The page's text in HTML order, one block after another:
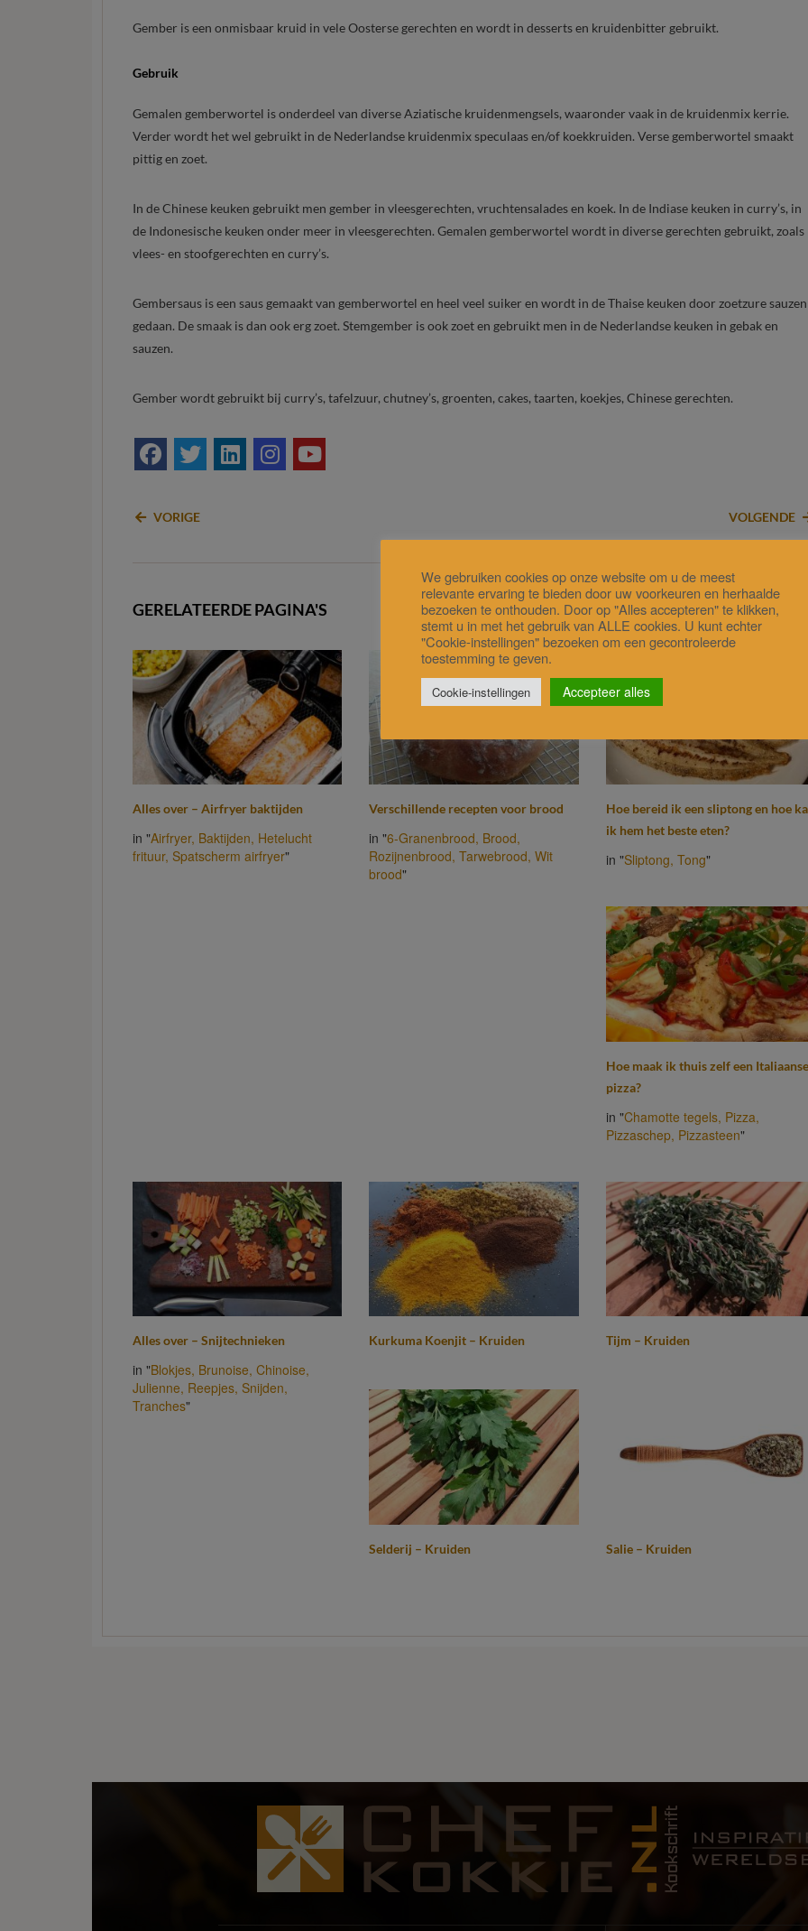
Gember is een onmisbaar kruid in vele Oosterse gerechten en wordt in desserts en kruidenbitter gebruikt.
Gebruik
Gemalen gemberwortel is onderdeel van diverse Aziatische kruidenmengsels, waaronder vaak in de kruidenmix kerrie.
Verder wordt het wel gebruikt in de Nederlandse kruidenmix speculaas en/of koekkruiden. Verse gemberwortel smaakt
pittig en zoet.
In de Chinese keuken gebruikt men gember in vleesgerechten, vruchtensalades en koek. In de Indiase keuken in curry’s, in
de Indonesische keuken onder meer in vleesgerechten. Gemalen gemberwortel wordt in diverse gerechten gebruikt, zoals
vlees- en stoofgerechten en curry’s.
Gembersaus is een saus gemaakt van gemberwortel en heel veel suiker en wordt in de Thaise keuken door zoetzure sauzen
gedaan. De smaak is dan ook erg zoet. Stemgember is ook zoet en gebruikt men in de Nederlandse keuken in gebak en
sauzen.
Gember wordt gebruikt bij curry’s, tafelzuur, chutney’s, groenten, cakes, taarten, koekjes, Chinese gerechten.
VORIGE VOLGENDE
GERELATEERDE PAGINA'S
Alles over – Airfryer baktijden
in "Airfryer, Baktijden, Hetelucht
frituur, Spatscherm airfryer"
Verschillende recepten voor brood
in "6-Granenbrood, Brood,
Rozijnenbrood,Tarwebrood,Wit
brood"
Hoe bereid ik een sliptong en hoe
ik hem het beste eten?
in "Sliptong, Tong"
Hoe maak ik thuis zelf een Italiaanse
pizza?
in "Chamotte tegels, Pizza,
Pizzaschep, Pizzasteen"
Alles over – Snijtechnieken
in "Blokjes, Brunoise, Chinoise,
Julienne, Reepjes, Snijden,
Tranches"
Kurkuma Koenjit – Kruiden Tijm – Kruiden
Selderij – Kruiden Salie – Kruiden
We gebruiken cookies op onze website om u de meest
relevante ervaring te bieden door uw voorkeuren en herhaalde
bezoeken te onthouden. Door op "Alles accepteren" te klikken,
stemt u in met het gebruik van ALLE cookies. U kunt echter
"Cookie-instellingen" bezoeken om een gecontroleerde
toestemming te geven.
Cookie-instellingen Accepteer alles